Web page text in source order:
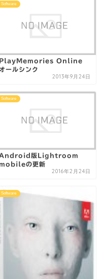
Software
PlayMemories Online
オールシンク
2013年9月24日
Software
Android版Lightroom
mobileの更新
2016年2月24日
Software